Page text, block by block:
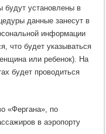
будут установлены в
данные занесут в
информации
что будет указываться
или ребенок). На
будет проводиться
«Фергана», по
в аэропорту